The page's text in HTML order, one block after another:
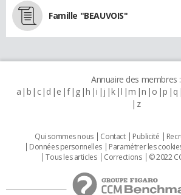
Famille "BEAUVOIS"
Annuaire des membres :
a b c d e f g h i j k l m n o p q
z
Qui sommes nous Contact Publicité
Données personnelles
Paramétrer les
Tous les articles
Corrections © 2022